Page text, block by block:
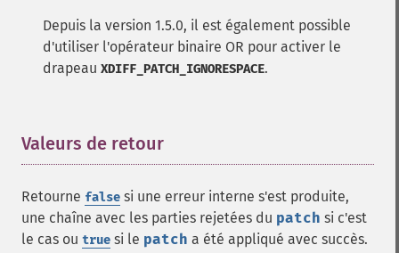
Depuis la version 1.5.0, il est également possible
d'utiliser l'opérateur binaire OR pour activer le
drapeau XDIFF_PATCH_IGNORESPACE.
Valeurs de retour
Retourne false si une erreur interne s'est produite,
une chaîne avec les parties rejetées du patch si c'est
le cas ou true si le patch a été appliqué avec succès.